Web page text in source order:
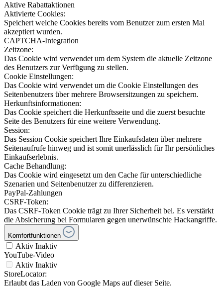
Aktive Rabattaktionen
Aktivierte Cookies:
Speichert welche Cookies bereits vom Benutzer zum ersten Mal
akzeptiert wurden.
CAPTCHA-Integration
Zeitzone:
Das Cookie wird verwendet um dem System die aktuelle Zeitzone
des Benutzers zur Verfügung zu stellen.
Cookie Einstellungen:
Das Cookie wird verwendet um die Cookie Einstellungen des
Seitenbenutzers über mehrere Browsersitzungen zu speichern.
Herkunftsinformationen:
Das Cookie speichert die Herkunftsseite und die zuerst besuchte
Seite des Benutzers für eine weitere Verwendung.
Session:
Das Session Cookie speichert Ihre Einkaufsdaten über mehrere
Seitenaufrufe hinweg und ist somit unerlässlich für Ihr persönliches
Einkaufserlebnis.
Cache Behandlung:
Das Cookie wird eingesetzt um den Cache für unterschiedliche
Szenarien und Seitenbenutzer zu differenzieren.
PayPal-Zahlungen
CSRF-Token:
Das CSRF-Token Cookie trägt zu Ihrer Sicherheit bei. Es verstärkt
die Absicherung bei Formularen gegen unerwünschte Hackangriffe.
Komfortfunktionen
Aktiv Inaktiv
YouTube-Video
Aktiv Inaktiv
StoreLocator:
Erlaubt das Laden von Google Maps auf dieser Seite.